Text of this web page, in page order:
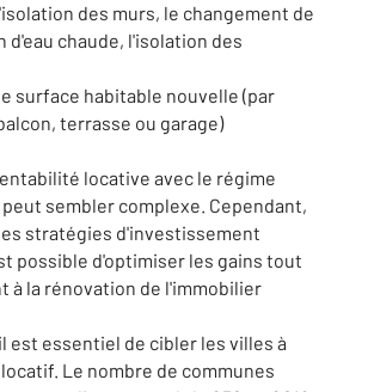
des murs, le changement de
d'eau chaude, l'isolation des
surface habitable nouvelle (par
terrasse ou garage)
locative avec le régime
sembler complexe. Cependant,
stratégies d'investissement
possible d'optimiser les gains tout
à la rénovation de l'immobilier
est essentiel de cibler les villes à
Le nombre de communes